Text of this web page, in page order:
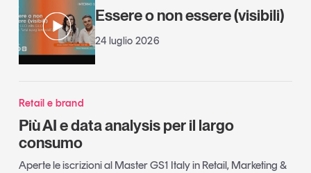
Essere o non essere (visibili)
24 luglio 2026
Retail e brand
Più AI e data analysis per il largo
consumo
Aperte le iscrizioni al Master GS1 Italy in Retail, Marketing &